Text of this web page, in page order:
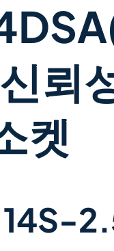
뢰
켓
14S-